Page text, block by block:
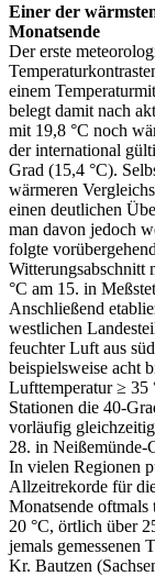
Einer der
Monatsende
Der erste
einem
belegt damit nach
mit 19,8 °C noch
der international
Grad (15,4 °C).
wärmeren
einen deutlichen
man davon jedoch
folgte
Witterungsabschnitt
°C am 15. in
Anschließend
westlichen
feuchter Luft aus
beispielsweise acht
Lufttemperatur ≥ 35
Stationen die 40-
vorläufig
28. in Neißemünde-
In vielen Regionen
Allzeitrekorde für
Monatsende
20 °C, örtlich über
jemals gemessenen
Kr. Bautzen